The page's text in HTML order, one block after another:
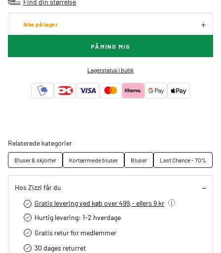
Ikke på lager
PÅMIND MIG
Lagerstatus i butik
Relaterede kategorier
Bluser & skjorter Kortærmede bluser Bluser Last Chance - 70%
Hos Zizzi får du
Gratis levering ved køb over 499,- ellers 9 kr
Hurtig levering­: 1-2 hverdage
Gratis retur for medlemmer
30 dages returret